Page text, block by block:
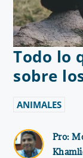
Todo lo
sobre
ANIMALES
Pro: